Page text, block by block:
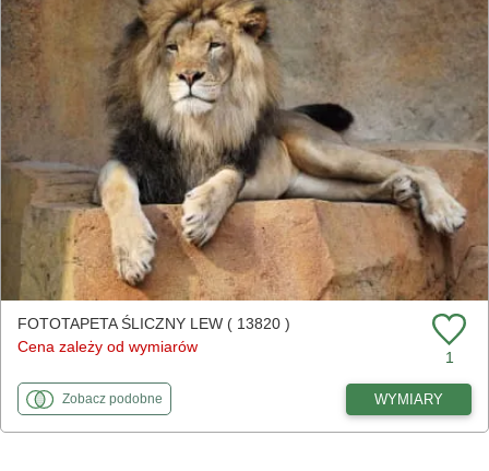
FOTOTAPETA ŚLICZNY LEW ( 13820 )
Cena zależy od wymiarów
1
Zobaczfototapety
podobnedo Śliczny lew WYMIARY